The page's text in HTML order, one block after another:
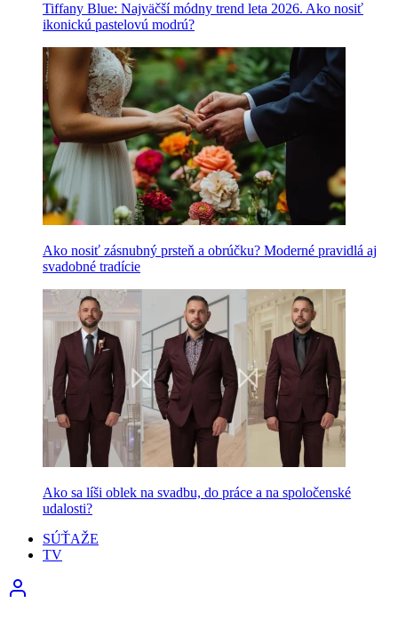
Tiffany Blue: Najväčší módny trend leta 2026. Ako nosiť
ikonickú pastelovú modrú?
Ako nosiť zásnubný prsteň a obrúčku? Moderné pravidlá aj
svadobné tradície
Ako sa líši oblek na svadbu, do práce a na spoločenské
udalosti?
SÚŤAŽE
TV